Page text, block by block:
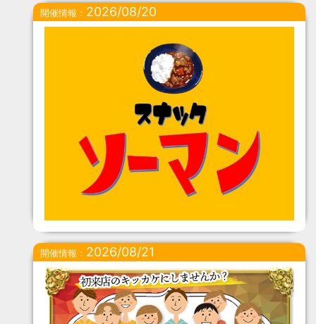
開催情報： 2026/08/20
開催情報： 2026/08/21